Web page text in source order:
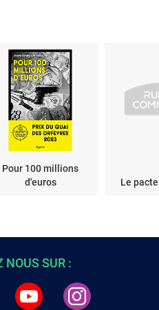
Pour 100 millions
d'euros
Le
NOUS SUR :